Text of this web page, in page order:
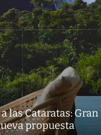
las Cataratas: Gran
propuesta